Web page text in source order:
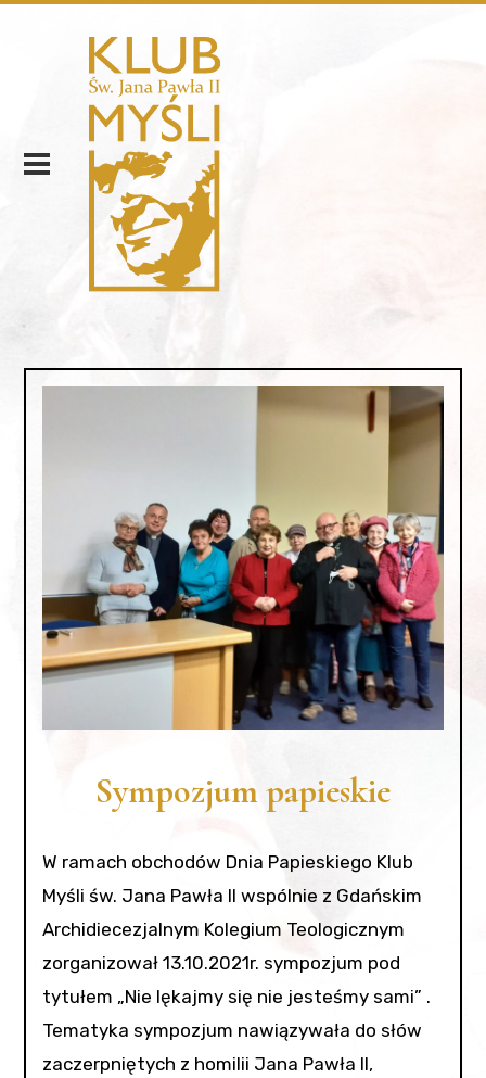
Sympozjum papieskie
W ramach obchodów Dnia Papieskiego Klub
Myśli św. Jana Pawła II wspólnie z Gdańskim
Archidiecezjalnym Kolegium Teologicznym
zorganizował 13.10.2021r. sympozjum pod
tytułem „Nie lękajmy się nie jesteśmy sami” .
Tematyka sympozjum nawiązywała do słów
zaczerpniętych z homilii Jana Pawła II,